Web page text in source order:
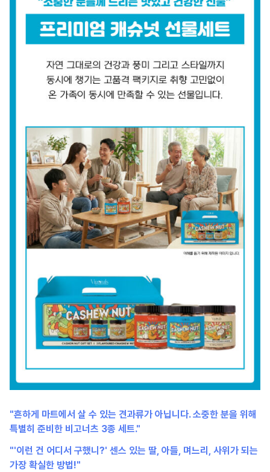
"흔하게 마트에서 살 수 있는 견과류가 아닙니다. 소중한 분을 위해
특별히 준비한 비고너츠 3종 세트."
"'이런 건 어디서 구했니?' 센스 있는 딸, 아들, 며느리, 사위가 되는
가장 확실한 방법!"